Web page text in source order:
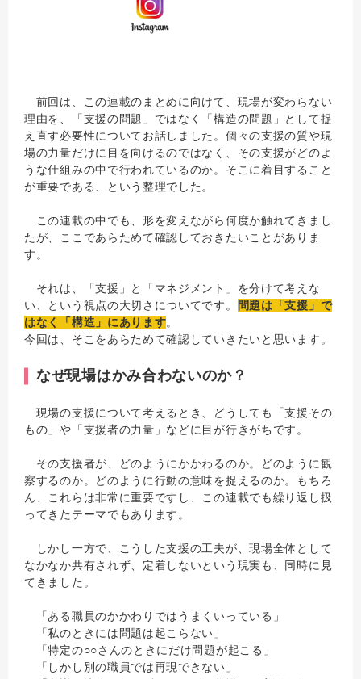
前回は、この連載のまとめに向けて、現場が変わらない
理由を、「支援の問題」ではなく「構造の問題」として捉
え直す必要性についてお話しました。個々の支援の質や現
場の力量だけに目を向けるのではなく、その支援がどのよ
うな仕組みの中で行われているのか。そこに着目すること
が重要である、という整理でした。
この連載の中でも、形を変えながら何度か触れてきまし
たが、ここであらためて確認しておきたいことがありま
す。
それは、「支援」と「マネジメント」を分けて考えな
い、という視点の大切さについてです。
問題は「支援」で
はなく「構造」にあります。
今回は、そこをあらためて確認していきたいと思います。
なぜ現場はかみ合わないのか？
現場の支援について考えるとき、どうしても「支援その
もの」や「支援者の力量」などに目が行きがちです。
その支援者が、どのようにかかわるのか。どのように観
察するのか。どのように行動の意味を捉えるのか。もちろ
ん、これらは非常に重要ですし、この連載でも繰り返し扱
ってきたテーマでもあります。
しかし一方で、こうした支援の工夫が、現場全体として
なかなか共有されず、定着しないという現実も、同時に見
てきました。
「ある職員のかかわりではうまくいっている」
「私のときには問題は起こらない」
「特定の○○さんのときにだけ問題が起こる」
「しかし別の職員では再現できない」